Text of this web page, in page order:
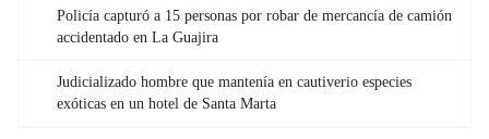
Policía capturó a 15 personas por robar de mercancía de camión
accidentado en La Guajira
Judicializado hombre que mantenía en cautiverio especies
exóticas en un hotel de Santa Marta